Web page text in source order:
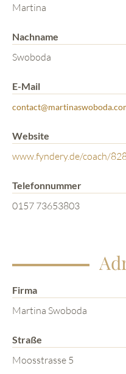
Martina
Nachname
Swoboda
E-Mail
Website
www.fyndery.de/coach/
Telefonnummer
0157 73653803
Firma
Martina Swoboda
Straße
Moosstrasse 5